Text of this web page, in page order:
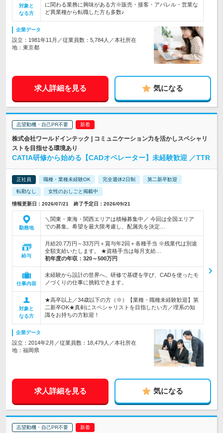
対象と
なる方
に関わる業務に興味がある方※販売・接客・アパレル・営業な
ど異業種から転職した方も多数♪
企業データ
設立：1981年11月／従業員数：5,784人／本社所在
地：東京都
求人詳細を見る 気になる
志望動機・自己PR不要
株式会社ワールドインテック | コミュニケーション力を活かしスペシャリ
ストを目指せる環境あり
CATIA研修から始める【CADオペレーター】未経験歓迎 ／TTR
正社員 職種・業種未経験OK 完全週休2日制 第二新卒歓迎
転勤なし 女性のおしごと掲載中
情報更新日：2026/07/21 終了予定日：2026/09/21
勤務地
＼関東・東海・関西エリアは積極募集中／ 今回は全国エリア
での募集。希望を最大限考慮し、配属先を決定…
給与
月給20.7万円～33万円＋賞与年2回＋各種手当 ※残業代は別途
全額支給いたします。 ★資格手当は毎月支給…
初年度の年収： 320～500万円
仕事内容
未経験から設計の世界へ。研修で基礎を学び、CADを使ったモ
ノづくりの仕事に挑戦できます。
対象と
なる方
★高卒以上／34歳以下の方（※）【業種・職種未経験歓迎】第
二新卒OK★真剣にスペシャリストを目指したい方／理系の知
識をお持ちの方歓迎！
企業データ
設立：2014年2月／従業員数：18,479人／本社所在
地：福岡県
求人詳細を見る 気になる
志望動機・自己PR不要